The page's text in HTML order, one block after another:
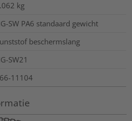
kg
SW PA6 standaard gewicht
beschermslang
SW21
11104